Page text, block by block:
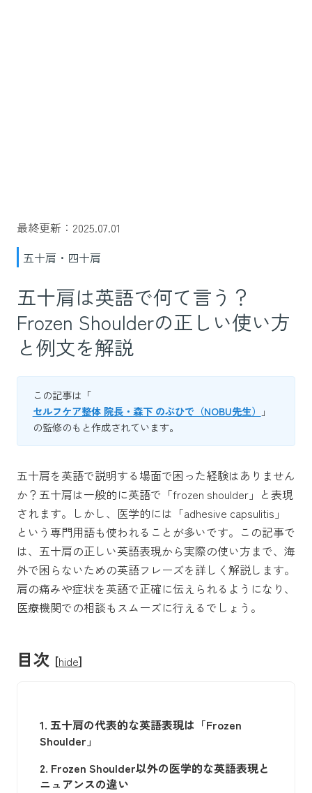
最終更新：2025.07.01
五十肩・四十肩
五十肩は英語で何て言う？
Frozen Shoulderの正しい使い方
と例文を解説
この記事は「
セルフケア整体 院長・森下 のぶひで（NOBU先生）
」
の監修のもと作成されています。
五十肩を英語で説明する場面で困った経験はありません
か？五十肩は一般的に英語で「frozen shoulder」と表現
されます。しかし、医学的には「adhesive capsulitis」
という専門用語も使われることが多いです。この記事で
は、五十肩の正しい英語表現から実際の使い方まで、海
外で困らないための英語フレーズを詳しく解説します。
肩の痛みや症状を英語で正確に伝えられるようになり、
医療機関での相談もスムーズに行えるでしょう。
目次 [hide]
1. 五十肩の代表的な英語表現は「Frozen
Shoulder」
2. Frozen Shoulder以外の医学的な英語表現と
ニュアンスの違い